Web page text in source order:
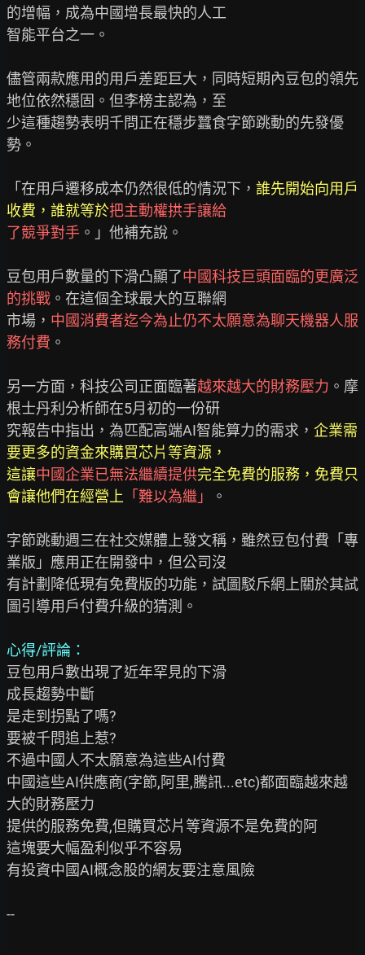
的增幅，成為中國增長最快的人工
智能平台之一。
儘管兩款應用的用戶差距巨大，同時短期內豆包的領先
地位依然穩固。但李榜主認為，至
少這種趨勢表明千問正在穩步蠶食字節跳動的先發優
勢。
「在用戶遷移成本仍然很低的情況下， 誰先開始向用戶
收費，誰就等於把主動權拱手讓給
了競爭對手 。」他補充說。
豆包用戶數量的下滑凸顯了中國科技巨頭面臨的更廣泛
的挑戰 。在這個全球最大的互聯網
市場， 中國消費者迄今為止仍不太願意為聊天機器人服
務付費 。
另一方面，科技公司正面臨著越來越大的財務壓力 。摩
根士丹利分析師在5月初的一份研
究報告中指出，為匹配高端AI智能算力的需求， 企業需
要更多的資金來購買芯片等資源，
這讓中國企業已無法繼續提供完全免費的服務，免費只
會讓他們在經營上 「難以為繼」 。
字節跳動週三在社交媒體上發文稱，雖然豆包付費「專
業版」應用正在開發中，但公司沒
有計劃降低現有免費版的功能，試圖駁斥網上關於其試
圖引導用戶付費升級的猜測。
心得/評論：
豆包用戶數出現了近年罕見的下滑
成長趨勢中斷
是走到拐點了嗎?
要被千問追上惹?
不過中國人不太願意為這些AI付費
中國這些AI供應商(字節,阿里,騰訊...etc)都面臨越來越
大的財務壓力
提供的服務免費,但購買芯片等資源不是免費的阿
這塊要大幅盈利似乎不容易
有投資中國AI概念股的網友要注意風險
--